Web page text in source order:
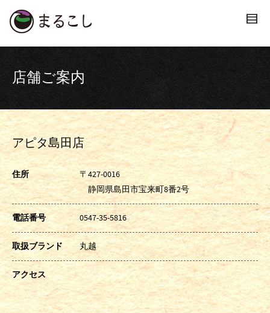
店舗ご案内
アピタ島田店
住所
〒427-0016
静岡県島田市宝来町8番2号
電話番号 0547-35-5816
取扱ブランド 丸越
アクセス